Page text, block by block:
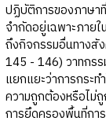
ปฏิบัติการของภาษา
จำกัดอยู่เฉพาะภาย
ถึงกิจกรรมอื่นทางสั
145 - 146) วาทกรร
แยกแยะว่าการกระ
ความถูกต้องหรือไม่
การยึดครองพื้นที่กา